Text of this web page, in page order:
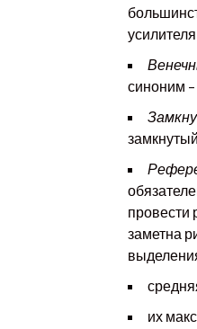
синоним
замкнутый
провести
заметна
их